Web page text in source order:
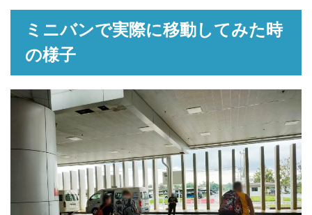
ミニバンで実際に移動してみた時
の様子